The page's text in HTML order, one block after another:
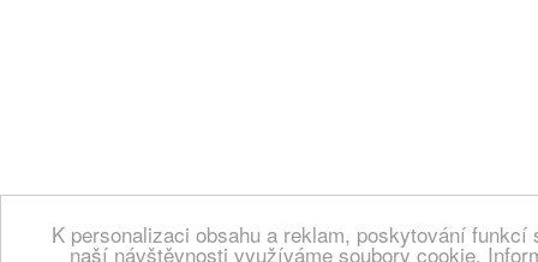
K personalizaci obsahu a reklam, poskytování
naší návštěvnosti využíváme soubory cookie.